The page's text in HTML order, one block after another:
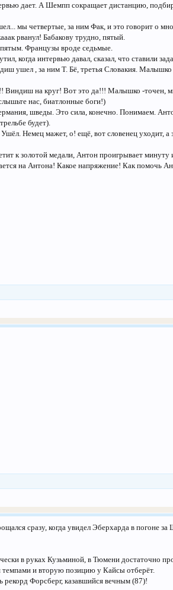
дает. А Шемпп сокращает дистанцию,
мы четвертые, за ним Фак, и это говорит о
рванул! Бабакову трудно, пятый.
Французы вроде седьмые.
когда интервью давал, сказал, что ставили
, за ним Т. Бё, третья Словакия. Малышко
Виндиш на круг! Вот это да!!! Малышко -точен,
нас, биатлонные боги!)
шведы. Это сила, конечно. Понимаем.
будет).
Немец мажет, о! ещё, вот словенец уходит,
к золотой медали, Антон проигрывает
на Антона! Какое напряжение! Как помочь
сразу, когда увидел Эберхарда в погоне
в руках Кузьминой, в Тюмени достаточно
темпами и вторую позицию у Кайсы отберёт.
Форсберг, казавшийся вечным (87)!